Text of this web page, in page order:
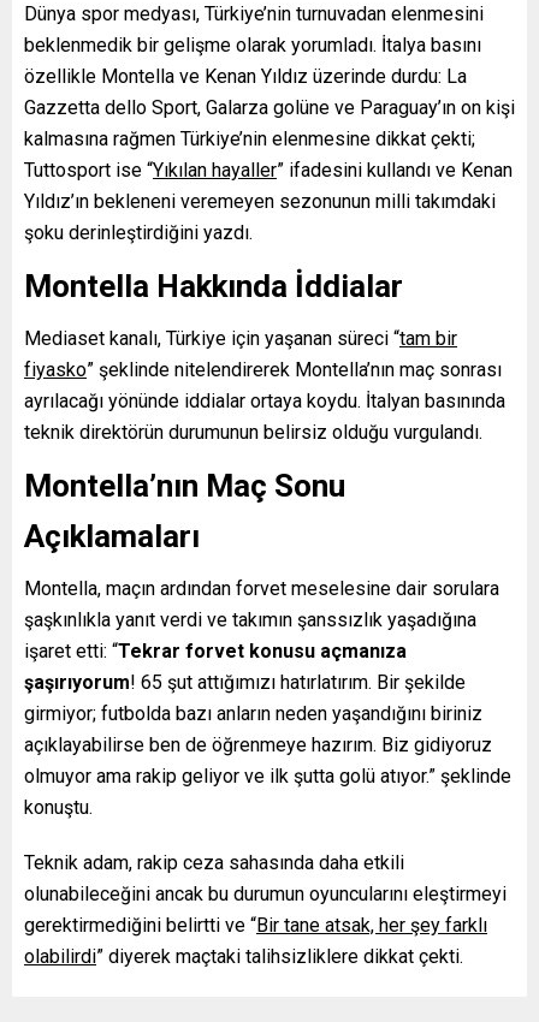
Dünya spor medyası, Türkiye’nin turnuvadan elenmesini
beklenmedik bir gelişme olarak yorumladı. İtalya basını
özellikle Montella ve Kenan Yıldız üzerinde durdu: La
Gazzetta dello Sport, Galarza golüne ve Paraguay’ın on kişi
kalmasına rağmen Türkiye’nin elenmesine dikkat çekti;
Tuttosport ise “Yıkılan hayaller” ifadesini kullandı ve Kenan
Yıldız’ın bekleneni veremeyen sezonunun milli takımdaki
şoku derinleştirdiğini yazdı.
Montella Hakkında İddialar
Mediaset kanalı, Türkiye için yaşanan süreci “tam bir
fiyasko” şeklinde nitelendirerek Montella’nın maç sonrası
ayrılacağı yönünde iddialar ortaya koydu. İtalyan basınında
teknik direktörün durumunun belirsiz olduğu vurgulandı.
Montella’nın Maç Sonu
Açıklamaları
Montella, maçın ardından forvet meselesine dair sorulara
şaşkınlıkla yanıt verdi ve takımın şanssızlık yaşadığına
işaret etti: “Tekrar forvet konusu açmanıza
şaşırıyorum! 65 şut attığımızı hatırlatırım. Bir şekilde
girmiyor; futbolda bazı anların neden yaşandığını biriniz
açıklayabilirse ben de öğrenmeye hazırım. Biz gidiyoruz
olmuyor ama rakip geliyor ve ilk şutta golü atıyor.” şeklinde
konuştu.
Teknik adam, rakip ceza sahasında daha etkili
olunabileceğini ancak bu durumun oyuncularını eleştirmeyi
gerektirmediğini belirtti ve “Bir tane atsak, her şey farklı
olabilirdi” diyerek maçtaki talihsizliklere dikkat çekti.